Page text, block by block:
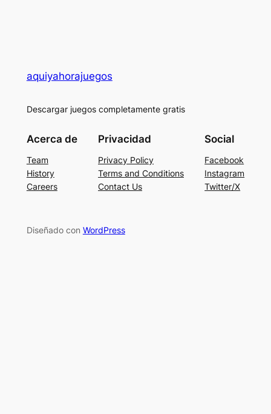
aquiyahorajuegos
Descargar juegos completamente gratis
Acerca de
Team
History
Careers
Privacidad
Privacy Policy
Terms and Conditions
Contact Us
Social
Facebook
Instagram
Twitter/X
Diseñado con WordPress